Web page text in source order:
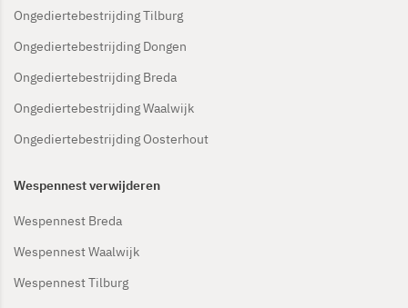
Ongediertebestrijding Tilburg
Ongediertebestrijding Dongen
Ongediertebestrijding Breda
Ongediertebestrijding Waalwijk
Ongediertebestrijding Oosterhout
Wespennest verwijderen
Wespennest Breda
Wespennest Waalwijk
Wespennest Tilburg